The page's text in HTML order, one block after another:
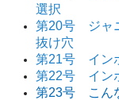
選択
第20号 ジャ
抜け穴
第21号 イン
第22号 イン
第23号 こん